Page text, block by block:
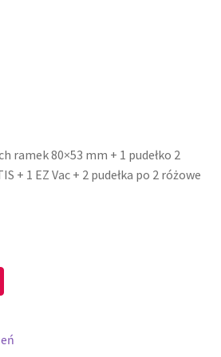
ramek 80×53 mm + 1 pudełko 2
+ 1 EZ Vac + 2 pudełka po 2 różowe